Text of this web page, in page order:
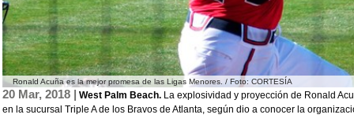
Ronald Acuña es la mejor promesa de las Ligas Menores. / Foto: CORTESÍA
20 Mar, 2018 | West Palm Beach. La explosividad y proyección de Ronald
en la sucursal Triple A de los Bravos de Atlanta, según dio a conocer la